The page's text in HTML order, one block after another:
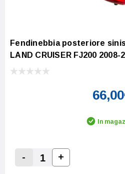
Fendinebbia posteriore
LAND CRUISER FJ200 2008-
In
Decrease Quantity:
-
Increase
+